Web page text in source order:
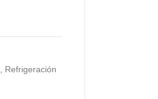
Refrigeración